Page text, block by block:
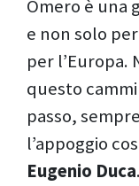
Omero è
e non solo
per
questo
passo,
l’appoggio
Eugenio Duca